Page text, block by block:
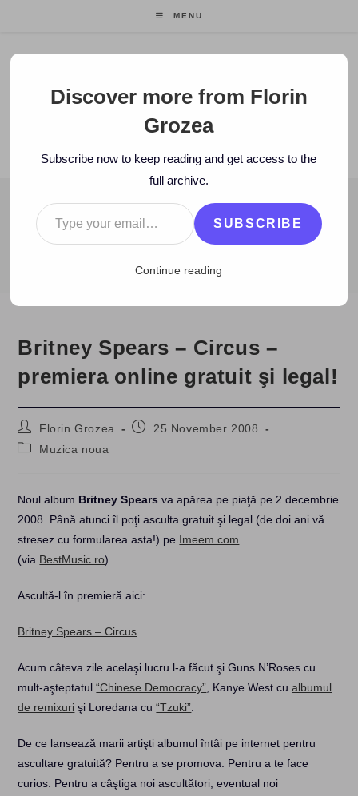
MENU
Florin Grozea
ENTREPRENEUR. FOUNDER/CEO MOCAPP.
BLOG
2008 > November > 25 > Muzica noua > Britney Spears –
Britney Spears – Circus –
premiera online gratuit şi legal!
Post
author:
Florin Grozea
Post25 November 2008
PostMuzica noua
Noul album Britney Spears va apărea pe piaţă pe 2 decembrie
2008. Până atunci îl poţi asculta gratuit şi legal (de doi ani vă
stresez cu formularea asta!) pe Imeem.com
(via BestMusic.ro)
Ascultă-l în premieră aici:
Britney Spears – Circus
Acum câteva zile acelaşi lucru l-a făcut şi Guns N’Roses cu
mult-aşteptatul“Chinese Democracy” , Kanye West cualbumul
de remixuri şi Loredana cu“Tzuki”
De ce lansează marii artişti albumul întâi pe internet pentru
ascultare gratuită? Pentru a se promova. Pentru a te face
curios. Pentru a câştiga noi ascultători, eventual noi
Discover more from Florin
Grozea
Subscribe now to keep reading and get access to the
full archive.
Type your email…
SUBSCRIBE
Continue reading